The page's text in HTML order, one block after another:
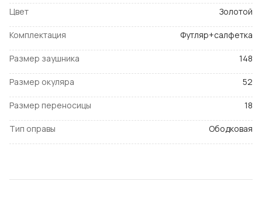
Цвет Золотой
Комплектация Футляр+салфетка
Размер заушника 148
Размер окуляра 52
Размер переносицы 18
Тип оправы Ободковая